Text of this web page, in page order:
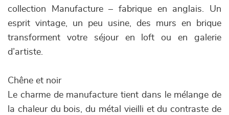
collection Manufacture – fabrique en anglais. Un
esprit vintage, un peu usine, des murs en brique
transforment votre séjour en loft ou en galerie
d’artiste.
Chêne et noir
Le charme de manufacture tient dans le mélange de
la chaleur du bois, du métal vieilli et du contraste de